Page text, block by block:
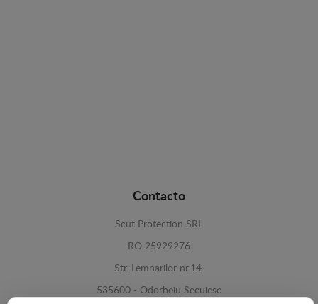
Contacto
Scut Protection SRL
RO 25929276
Str. Lemnarilor nr.14.
535600 - Odorheiu Secuiesc